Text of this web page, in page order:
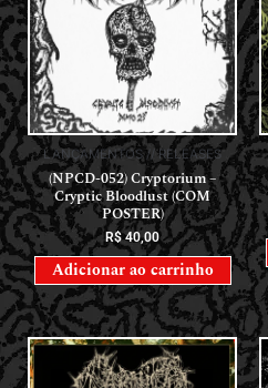
LANÇAMENTOS // RELEASES
(NPCD-052) Cryptorium –
Cryptic Bloodlust (COM
POSTER)
R$40,00
Adicionar ao carrinho